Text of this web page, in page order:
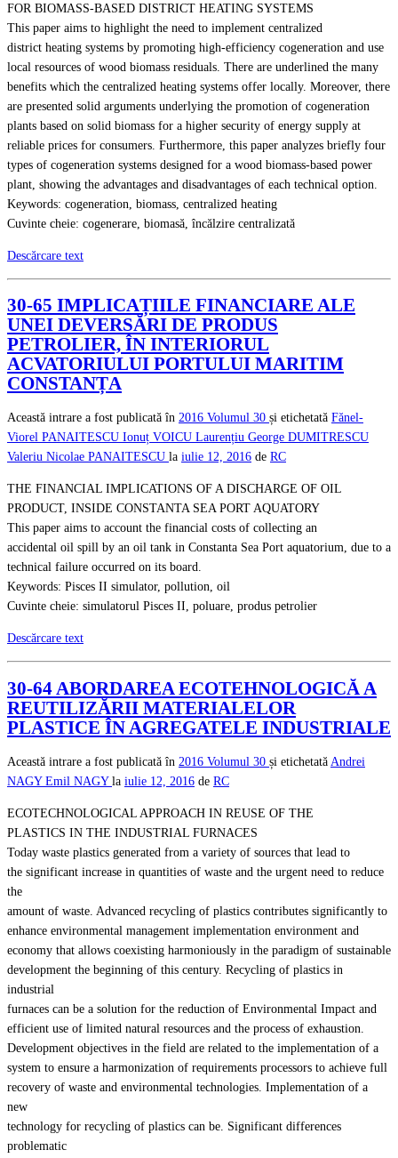
FOR BIOMASS-BASED DISTRICT HEATING SYSTEMS
This paper aims to highlight the need to implement centralized
district heating systems by promoting high-efficiency cogeneration and use
local resources of wood biomass residuals. There are underlined the many
benefits which the centralized heating systems offer locally. Moreover, there
are presented solid arguments underlying the promotion of cogeneration
plants based on solid biomass for a higher security of energy supply at
reliable prices for consumers. Furthermore, this paper analyzes briefly four
types of cogeneration systems designed for a wood biomass-based power
plant, showing the advantages and disadvantages of each technical option.
Keywords: cogeneration, biomass, centralized heating
Cuvinte cheie: cogenerare, biomasă, încălzire centralizată
Descărcare text
30-65 IMPLICAȚIILE FINANCIARE ALE
UNEI DEVERSĂRI DE PRODUS
PETROLIER, ÎN INTERIORUL
ACVATORIULUI PORTULUI MARITIM
CONSTANȚA
Această intrare a fost publicată în 2016 Volumul 30 și etichetată Fănel-
Viorel PANAITESCU Ionuț VOICU Laurențiu George DUMITRESCU
Valeriu Nicolae PANAITESCU la iulie 12, 2016 de RC
THE FINANCIAL IMPLICATIONS OF A DISCHARGE OF OIL
PRODUCT, INSIDE CONSTANTA SEA PORT AQUATORY
This paper aims to account the financial costs of collecting an
accidental oil spill by an oil tank in Constanta Sea Port aquatorium, due to a
technical failure occurred on its board.
Keywords: Pisces II simulator, pollution, oil
Cuvinte cheie: simulatorul Pisces II, poluare, produs petrolier
Descărcare text
30-64 ABORDAREA ECOTEHNOLOGICĂ A
REUTILIZĂRII MATERIALELOR
PLASTICE ÎN AGREGATELE INDUSTRIALE
Această intrare a fost publicată în 2016 Volumul 30 și etichetată Andrei
NAGY Emil NAGY la iulie 12, 2016 de RC
ECOTECHNOLOGICAL APPROACH IN REUSE OF THE
PLASTICS IN THE INDUSTRIAL FURNACES
Today waste plastics generated from a variety of sources that lead to
the significant increase in quantities of waste and the urgent need to reduce
the
amount of waste. Advanced recycling of plastics contributes significantly to
enhance environmental management implementation environment and
economy that allows coexisting harmoniously in the paradigm of sustainable
development the beginning of this century. Recycling of plastics in
industrial
furnaces can be a solution for the reduction of Environmental Impact and
efficient use of limited natural resources and the process of exhaustion.
Development objectives in the field are related to the implementation of a
system to ensure a harmonization of requirements processors to achieve full
recovery of waste and environmental technologies. Implementation of a
new
technology for recycling of plastics can be. Significant differences
problematic